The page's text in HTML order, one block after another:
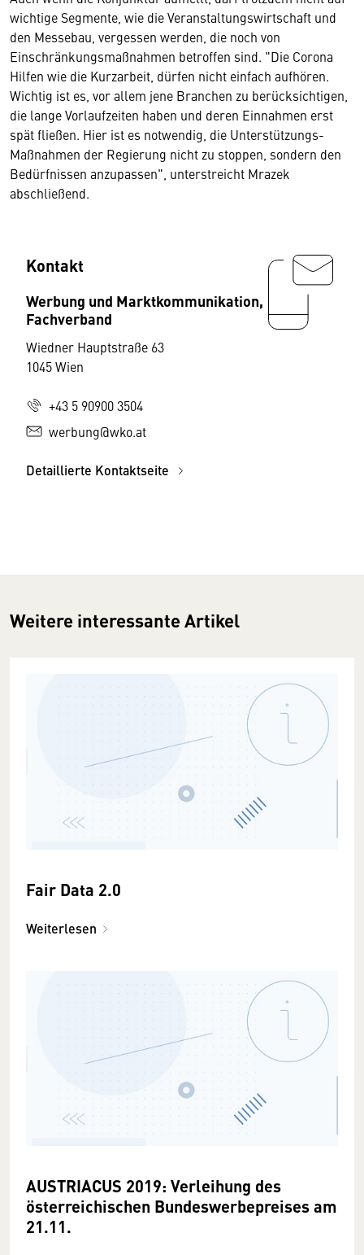
wichtige Segmente, wie die Veranstaltungswirtschaft und
den Messebau, vergessen werden, die noch von
Einschränkungsmaßnahmen betroffen sind. "Die Corona
Hilfen wie die Kurzarbeit, dürfen nicht einfach aufhören.
Wichtig ist es, vor allem jene Branchen zu berücksichtigen,
die lange Vorlaufzeiten haben und deren Einnahmen erst
spät fließen. Hier ist es notwendig, die Unterstützungs-
Maßnahmen der Regierung nicht zu stoppen, sondern den
Bedürfnissen anzupassen", unterstreicht Mrazek
abschließend.
Kontakt
Werbung und Marktkommunikation,
Fachverband
Wiedner Hauptstraße 63
1045 Wien
+43 5 90900 3504
werbung@wko.at
Detaillierte Kontaktseite
Weitere interessante Artikel
Fair Data 2.0
Weiterlesen
AUSTRIACUS 2019: Verleihung des
österreichischen Bundeswerbepreises am
21.11.